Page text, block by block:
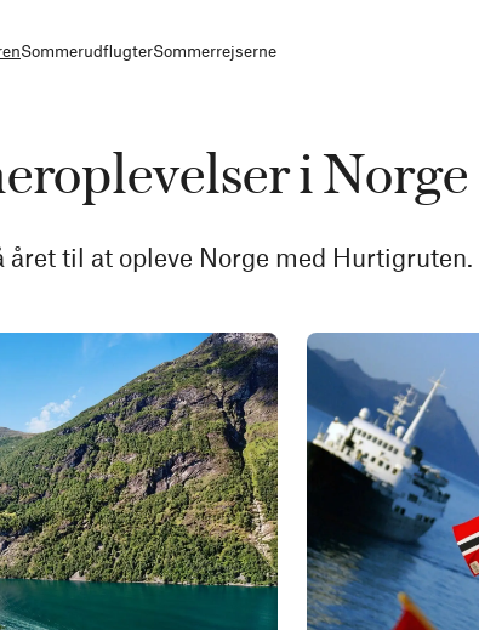
SommerudflugterSommerrejserne
i Norge
til at opleve Norge med Hurtigruten.